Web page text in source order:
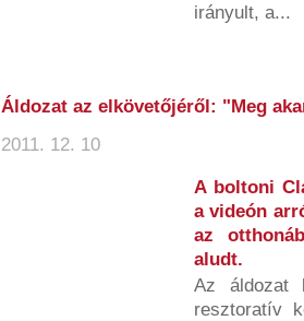
irányult, a...
Áldozat az elkövetőjéről: "Meg
2011. 12. 10
A boltoni
a videón
az
aludt.
Az áldozat
resztoratív